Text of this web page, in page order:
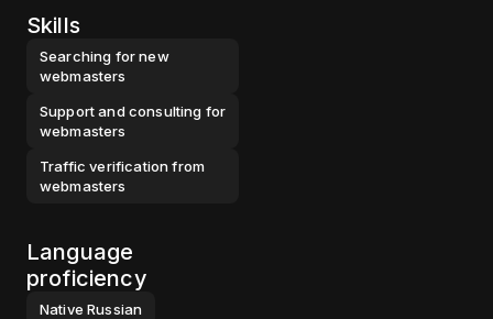
Skills
Searching for new
webmasters
Support and consulting for
webmasters
Traffic verification from
webmasters
Language
proficiency
Native Russian